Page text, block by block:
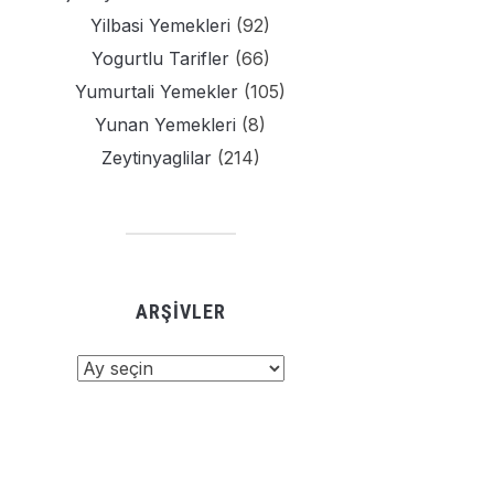
Yilbasi Yemekleri (92)
Yogurtlu Tarifler(66)
Yumurtali Yemekler (105)
Yunan Yemekleri (8)
Zeytinyaglilar(214)
ARŞIVLER